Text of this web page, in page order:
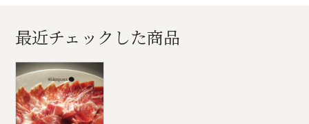
最近チェックした商品